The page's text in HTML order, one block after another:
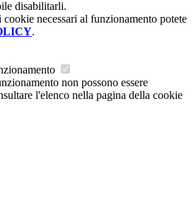
disabilitarli.
necessari al funzionamento potete
.
non possono essere
l'elenco nella pagina della cookie